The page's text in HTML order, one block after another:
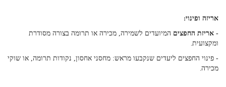
אריזה ופינוי:
- אריזת החפצים המיועדים לשמירה, מכירה או תרומה בצורה מסודרת
ומקצועית.
- פינוי החפצים ליעדים שנקבעו מראש: מחסני אחסון, נקודות תרומה, או שוקי
מכירה.